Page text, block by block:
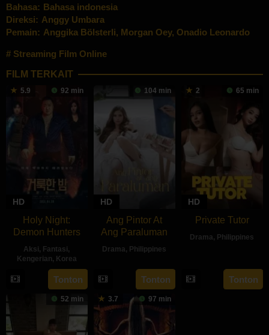
Bahasa: Bahasa indonesia
Direksi: Anggy Umbara
Pemain: Anggika Bölsterli, Morgan Oey, Onadio Leonardo
Streaming Film Online
FILM TERKAIT
5.9 92 min
HD
Holy Night:
Demon Hunters
Aksi, Fantasi,
Kengerian, Korea
30
Apr
2025
Lim
Dae-
hee
Tonton
104 min
HD
Ang Pintor At
Ang Paraluman
Drama, Philippines
16
Aug
2024
Marc
Misa
Tonton
2 65 min
HD
Private Tutor
Drama, Philippines
Aug
2024
Tonton
52 min 3.7 97 min